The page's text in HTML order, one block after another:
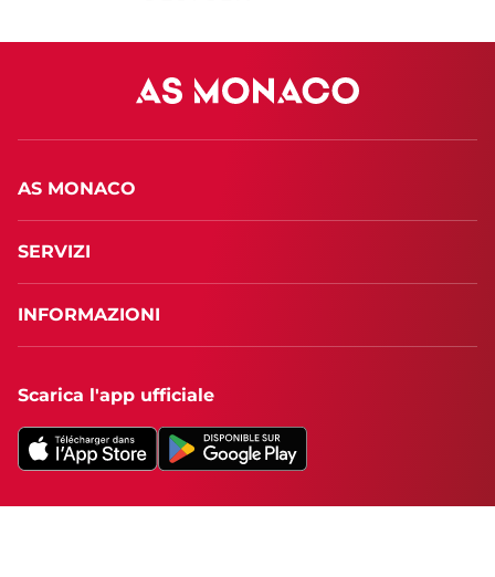
AS MONACO
SERVIZI
INFORMAZIONI
Scarica l'app ufficiale